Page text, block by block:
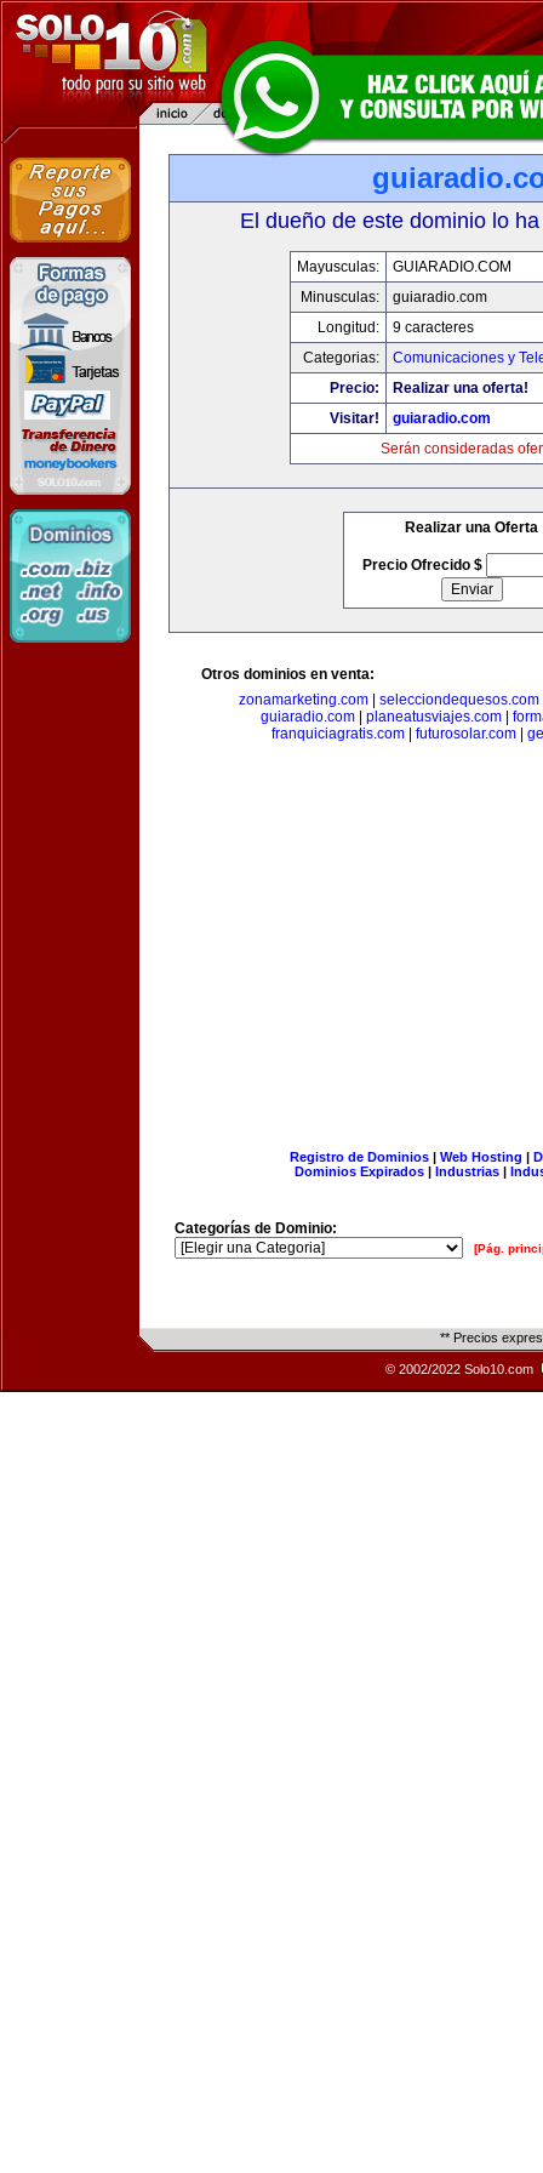
El dueño de este dominio lo
Mayusculas:
GUIARADIO.COM
Minusculas:
guiaradio.com
Longitud:
9 caracteres
Categorias:
Comunicaciones y
Precio:
Realizar una oferta!
Visitar!
guiaradio.com
Serán consideradas
Realizar una Oferta
Precio Ofrecido $
Otros dominios en venta:
zonamarketing.com| selecciondequesos.com
guiaradio.com
planeatusviajes.com
franquiciagratis.com
futurosolar.com
Registro de Dominios| Web Hosting |
Dominios Expirados | Industrias |
Categorías de Dominio:
[Pág.
** Precios
© 2002/2022 Solo10.com